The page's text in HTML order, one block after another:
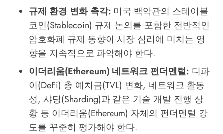
규제 환경 변화 촉각: 미국 백악관의 스테이블
코인(Stablecoin) 규제 논의를 포함한 전반적인
암호화폐 규제 동향이 시장 심리에 미치는 영
향을 지속적으로 파악해야 한다.
이더리움(Ethereum) 네트워크 펀더멘털: 디파
이(DeFi) 총 예치금(TVL) 변화, 네트워크 활동
성, 샤딩(Sharding)과 같은 기술 개발 진행 상
황 등 이더리움(Ethereum) 자체의 펀더멘털 강
도를 꾸준히 평가해야 한다.